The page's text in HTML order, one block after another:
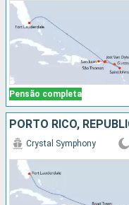
Pensão completa
Crystal Symphony